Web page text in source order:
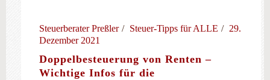
Steuerberater Preßler Steuer-Tipps für ALLE
29.
Dezember 2021
Doppelbesteuerung von Renten –
Wichtige Infos für die